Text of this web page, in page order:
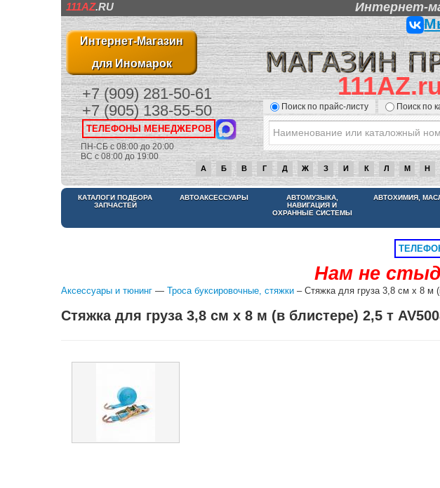
111AZ.RU Интернет-
Интернет-Магазин
для Иномарок
+7 (909) 281-50-61
+7 (905) 138-55-50
ТЕЛЕФОНЫ МЕНЕДЖЕРОВ
ПН-СБ с 08:00 до 20:00
ВС с 08:00 до 19:00
Поиск по прайс-листу Поиск по
А Б В Г Д Ж З И К Л М Н
НАМ НЕ
КАТАЛОГИ ПОДБОРА
ЗАПЧАСТЕЙ
АВТОАКСЕССУАРЫ
АВТОМУЗЫКА,
НАВИГАЦИЯ И
ОХРАННЫЕ СИСТЕМЫ
АВТОХИМИЯ,
Нам не
Аксессуары и тюнинг — Троса буксировочные, стяжки – Стяжка для груза 3,8 см х 8 м
Стяжка для груза 3,8 см х 8 м (в блистере) 2,5 т